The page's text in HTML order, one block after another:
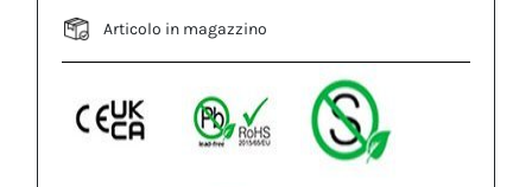
Articolo in magazzino